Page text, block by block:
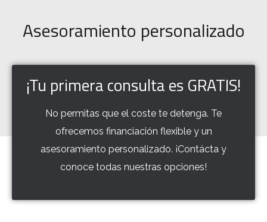
Asesoramiento personalizado
¡Tu primera consulta es GRATIS!
No permitas que el coste te detenga. Te
ofrecemos financiación flexible y un
asesoramiento personalizado. ¡Contácta y
conoce todas nuestras opciones!